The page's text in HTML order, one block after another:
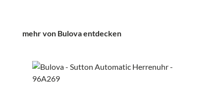
Produktgalerie überspringen
mehr von Bulova entdecken